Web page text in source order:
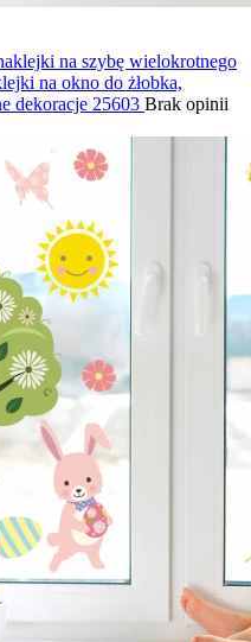
na szybę wielokrotnego
na okno do żłobka,
dekoracje 25603 Brak opinii